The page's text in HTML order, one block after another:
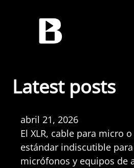
contenido
Latest posts
abril 21, 2026
El XLR, cable para micro
estándar indiscutible
micrófonos y equipos de